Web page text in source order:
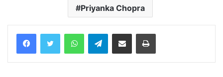
Priyanka Chopra
WhatsAppTelegramShare via Email Print